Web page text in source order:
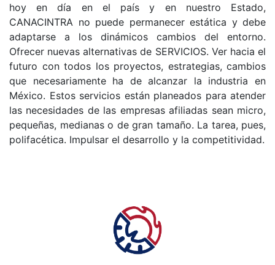
hoy en día en el país y en nuestro Estado,
CANACINTRA no puede permanecer estática y debe
adaptarse a los dinámicos cambios del entorno.
Ofrecer nuevas alternativas de SERVICIOS. Ver hacia el
futuro con todos los proyectos, estrategias, cambios
que necesariamente ha de alcanzar la industria en
México. Estos servicios están planeados para atender
las necesidades de las empresas afiliadas sean micro,
pequeñas, medianas o de gran tamaño. La tarea, pues,
polifacética. Impulsar el desarrollo y la competitividad.